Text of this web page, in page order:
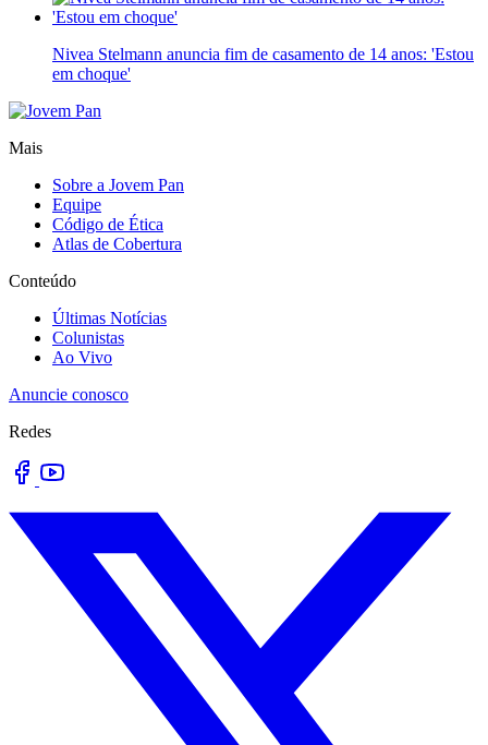
Nivea Stelmann anuncia fim de casamento de 14 anos: 'Estou
em choque'
Mais
Sobre a Jovem Pan
Equipe
Código de Ética
Atlas de Cobertura
Conteúdo
Últimas Notícias
Colunistas
Ao Vivo
Anuncie conosco
Redes